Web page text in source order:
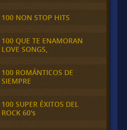
100 NON STOP HITS
100 QUE TE ENAMORAN
LOVE SONGS,
100 ROMÁNTICOS DE
SIEMPRE
100 SUPER ÉXITOS DEL
ROCK 60's